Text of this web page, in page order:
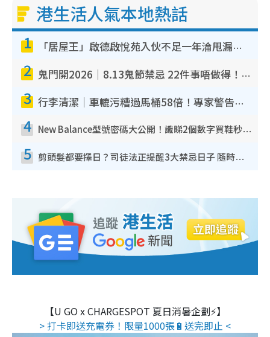
港生活人氣本地熱話
1 「居屋王」啟德啟悅苑入伙不足一年淪甩漏之王！插頭噴火花致大停電 多戶業主全屋家電報銷
2 鬼門開2026｜8.13鬼節禁忌 22件事唔做得！燒肉、刺身要少食？半夜勿吹口哨/打呢個電話
3 行李清潔｜車轆污糟過馬桶58倍！專家警告忌用酒精抹 教1招免污手除菌
4 New Balance型號密碼大公開！識睇2個數字買鞋秒知功能免中伏 附5大熱門鞋款
5 剪頭髮都要擇日？司徒法正提醒3大禁忌日子 隨時剪走財運！呢日剪髮恐「剪壽命」？
【U GO x CHARGESPOT 夏日消暑企劃⚡】
> 打卡即送充電券！限量1000張🔋送完即止 <